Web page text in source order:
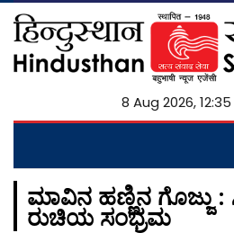
8 Aug 2026, 12:35
ಮಾವಿನ ಹಣ್ಣಿನ ಗೊಜ್ಜು
ರುಚಿಯ ಸಂಭ್ರಮ